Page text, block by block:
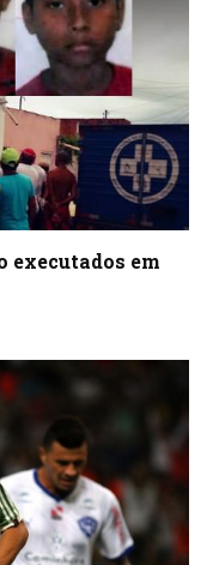
executados em